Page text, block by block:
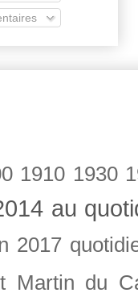
1910 1930
au
2017
Martin du